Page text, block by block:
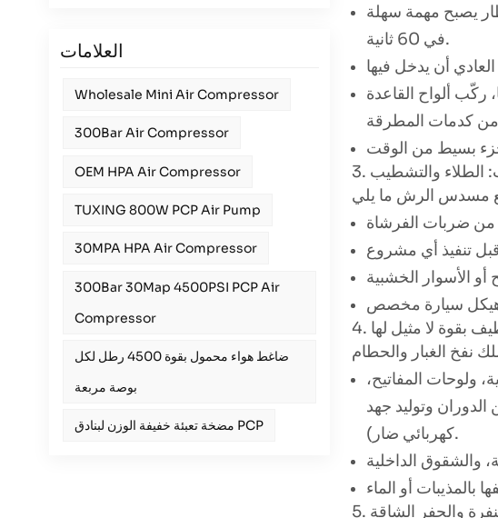
العلامات
Wholesale Mini Air Compressor
300Bar Air Compressor
OEM HPA Air Compressor
TUXING 800W PCP Air Pump
30MPA HPA Air Compressor
300Bar 30Map 4500PSI PCP Air
Compressor
ضاغط هواء محمول بقوة 4500 رطل لكل
بوصة مربعة
مضخة تعبئة خفيفة الوزن لبنادق PCP
يصبح مهمة سهلة
في 60 ثانية.
ركّب ألواح القاعدة
الطلاء والتشطيب
بقوة لا مثيل لها
ولوحات المفاتيح،
وتوليد جهد
كهربائي ضار).
والحفر الشاقة